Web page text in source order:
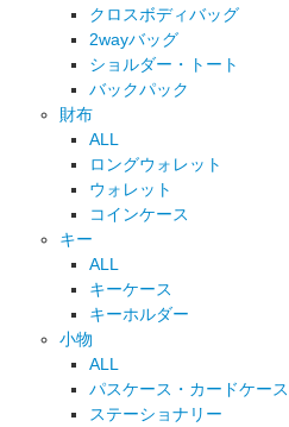
クロスボディバッグ
2wayバッグ
ショルダー・トート
バックパック
財布
ALL
ロングウォレット
ウォレット
コインケース
キー
ALL
キーケース
キーホルダー
小物
ALL
パスケース・カードケー
ステーショナリー